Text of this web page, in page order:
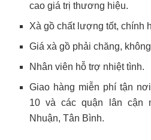
cao giá trị thương hiệu.
Xà gồ chất lượng tốt, chính
Giá xà gồ phải chăng,
Nhân viên hỗ trợ nhiệt tình.
Giao hàng miễn phí tận
10 và các quận lân cận
Nhuận, Tân Bình.